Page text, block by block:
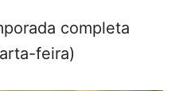
completa
feira)